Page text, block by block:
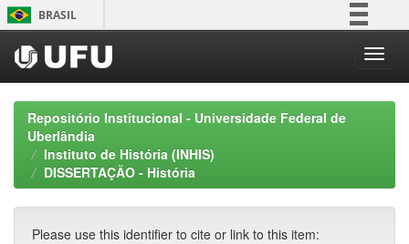
Skip
navigation
BRASIL
Participe
Acesso à informação
Repositório Institucional - Universidade Federal de
Uberlândia
Instituto de História (INHIS)
DISSERTAÇÃO - História
Please use this identifier to cite or link to this item: